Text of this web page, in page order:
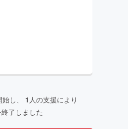
し、 1 人の支援により
了しました